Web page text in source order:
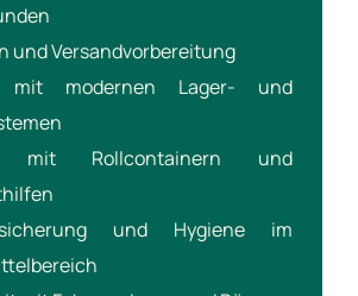
und Versandvorbereitung
mit modernen Lager- und
mit Rollcontainern und
und Hygiene im